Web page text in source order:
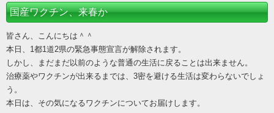
国産ワクチン、来春か
皆さん、こんにちは＾＾
本日、1都1道2県の緊急事態宣言が解除されます。
しかし、まだまだ以前のような普通の生活に戻ることは出来ません。
治療薬やワクチンが出来るまでは、3密を避ける生活は変わらないでしょ
う。
本日は、その気になるワクチンについてお届けします。